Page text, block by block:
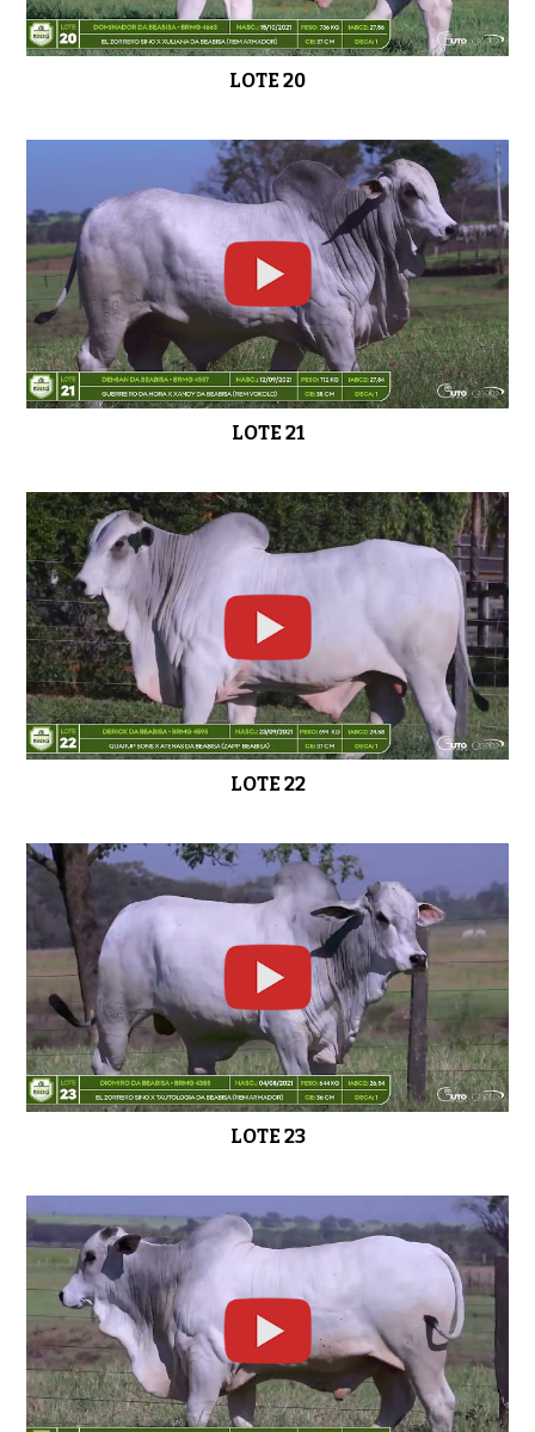
LOTE 20
LOTE 21
LOTE 22
LOTE 23